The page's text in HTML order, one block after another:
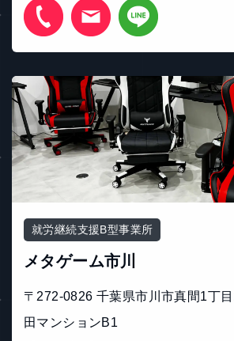
就労継続支援B型事業所
メタゲーム市川
〒272-0826 千葉県市川市真間1丁
田マンションB1